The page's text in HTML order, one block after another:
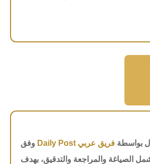
بواسطة فريق عربي Daily Post
وفق
الصياغة والمراجعة والتدقيق، بهدف